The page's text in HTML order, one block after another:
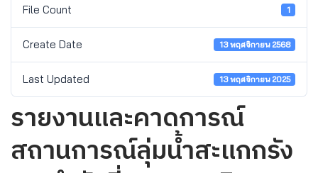
File Count 1
Create Date 13 พฤศจิกายน 2568
Last Updated 13 พฤศจิกายน 2025
รายงานและคาดการณ์
สถานการณ์ลุ่มน้ำสะแกกรัง